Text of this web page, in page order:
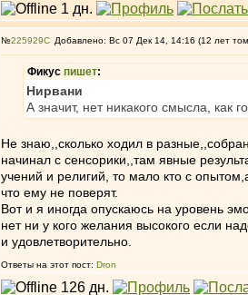
№225929 Добавлено: Вс 07 Дек 14, 14:16 (12 лет
Фикус пишет:
Нирвани
А значит, нет никакого смысла, как
Не знаю,,сколько ходил в
начинал с сенсорики,,там явные
учений и религий, то мало кто с
что ему не поверят.
Вот и я иногда опускаюсь на уровень
нет ни у кого желания высокого если
и удовлетворительно.
Ответы на этот пост: Dron